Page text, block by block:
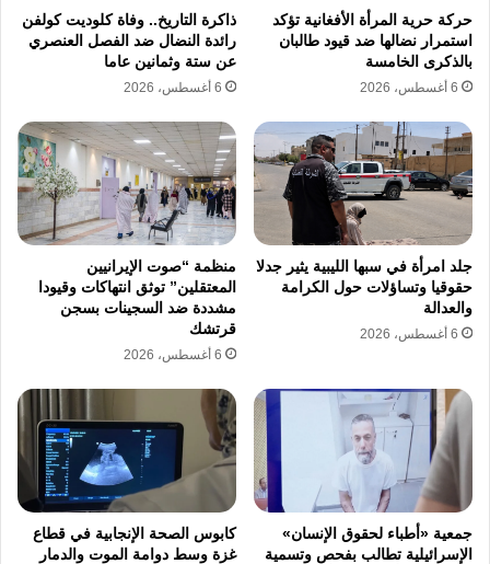
بلادها بدعم جهود الحكومة بمجال حقوق الإنسان
مشددة على أهمية تعزيز الشفافية وتطوير
لتحقيق تقدم ملموس.
إغلاق مراكز الاحتجاز الاستراتيجية الوطنية 2030
المراجعة الدورية الشاملة بناء القدرات المؤسسية
حقوق الإنسان في اليمن
حركة حرية المرأة الأفغانية تؤكد
استمرار نضالها ضد قيود طالبان
بالذكرى الخامسة
6 أغسطس، 2026
ذاكرة التاريخ.. وفاة كلوديت كولفن
رائدة النضال ضد الفصل العنصري
عن ستة وثمانين عاما
6 أغسطس، 2026
جلد امرأة في سبها الليبية يثير جدلا
حقوقيا وتساؤلات حول الكرامة
والعدالة
6 أغسطس، 2026
منظمة “صوت الإيرانيين
المعتقلين” توثق انتهاكات وقيودا
مشددة ضد السجينات بسجن
قرتشك
6 أغسطس، 2026
جمعية «أطباء لحقوق الإنسان»
الإسرائيلية تطالب بفحص وتسمية
كابوس الصحة الإنجابية في قطاع
غزة وسط دوامة الموت والدمار